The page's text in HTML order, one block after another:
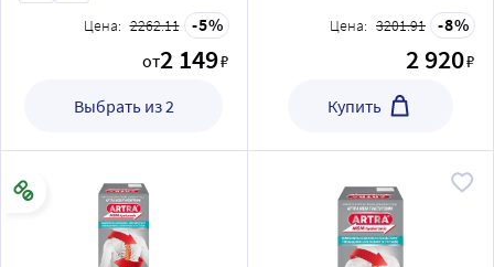
Цена: 2262.11
5
от2 149₽
Выбрать из 2
Цена: 3201.91 8
2 920₽
Купить